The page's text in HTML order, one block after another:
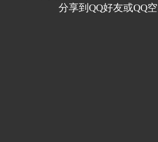
分享到QQ好友或QQ